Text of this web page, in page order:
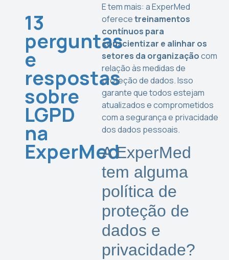
13
perguntas
e
respostas
sobre
LGPD
na
ExperMed
E tem mais: a ExperMed
oferecetreinamentos
contínuos para
conscientizar e alinhar os
setores da organizaçãocom
relação às medidas de
proteção de dados. Isso
garante que todos estejam
atualizados e comprometidos
com a segurança e privacidade
dos dados pessoais.
A ExperMed
tem alguma
política de
proteção de
dados e
privacidade?